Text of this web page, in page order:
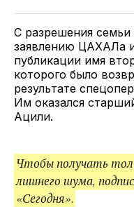
TwitterFacebookTelegram
С разрешения
заявлению ЦАХАЛа
публикации имя
которого было
результате
Им оказался
Ацили.
Чтобы получать
лишнего шума,
«Сегодня».